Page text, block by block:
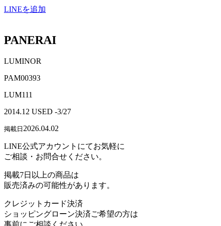
LINEを追加
PANERAI
LUMINOR
PAM00393
LUM111
2014.12 USED -3/27
掲載日 2026.04.02
LINE公式アカウントにてお気軽に
ご相談・お問合せください。
掲載7日以上の商品は
販売済みの可能性があります。
クレジットカード決済
ショッピングローン決済ご希望の方は
事前にご相談ください。